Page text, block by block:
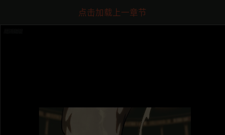
点击加载上一章节